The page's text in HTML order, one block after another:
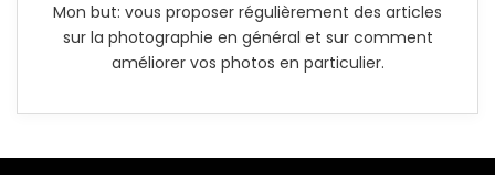
Mon but: vous proposer régulièrement des articles
sur la photographie en général et sur comment
améliorer vos photos en particulier.